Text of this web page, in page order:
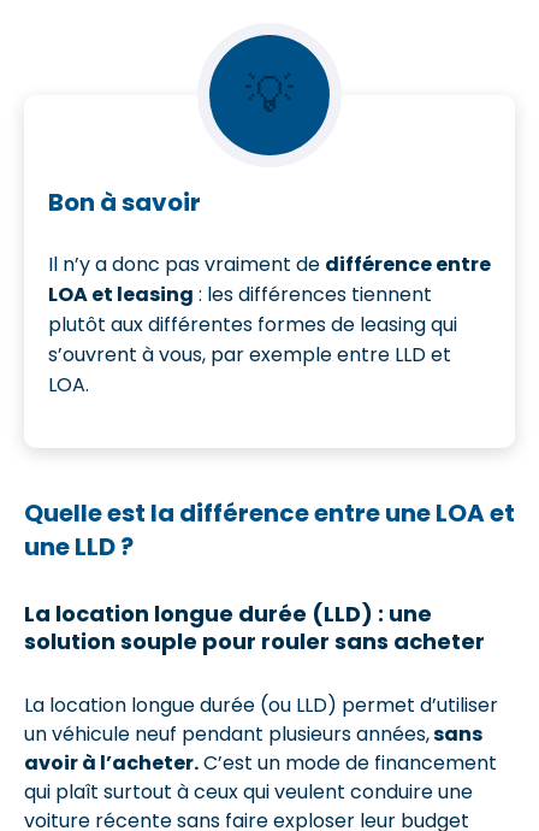
💡
Bon à savoir
Il n’y a donc pas vraiment de différence entre
LOA et leasing : les différences tiennent
plutôt aux différentes formes de leasing qui
s’ouvrent à vous, par exemple entre LLD et
LOA.
Quelle est la différence entre une LOA et
une LLD ?
La location longue durée (LLD) : une
solution souple pour rouler sans acheter
La location longue durée (ou LLD) permet d’utiliser
un véhicule neuf pendant plusieurs années,sans
avoir à l’acheter.C’est un mode de financement
qui plaît surtout à ceux qui veulent conduire une
voiture récente sans faire exploser leur budget